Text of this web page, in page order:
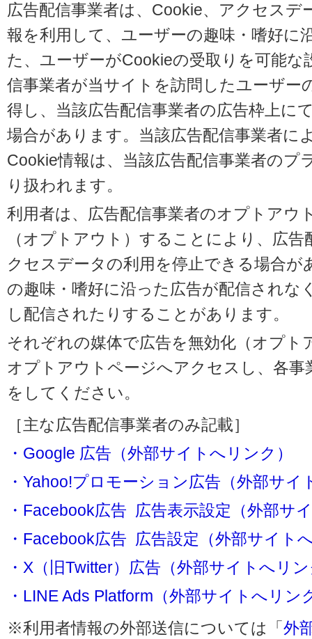
広告配信事業者は、Cookie、アクセスデ
報を利用して、ユーザーの趣味・嗜好に
た、ユーザーがCookieの受取りを可能
信事業者が当サイトを訪問したユーザー
得し、当該広告配信事業者の広告枠上に
場合があります。当該広告配信事業者に
Cookie情報は、当該広告配信事業者のプ
り扱われます。
利用者は、広告配信事業者のオプトアウ
（オプトアウト）することにより、広
クセスデータの利用を停止できる場合が
の趣味・嗜好に沿った広告が配信されな
し配信されたりすることがあります。
それぞれの媒体で広告を無効化（オプト
オプトアウトページへアクセスし、各
をしてください。
［主な広告配信事業者のみ記載］
・Google 広告（外部サイトへリンク）
・Yahoo!プロモーション広告（外部サイ
・Facebook広告 広告表示設定（外部サ
・Facebook広告 広告設定（外部サイト
・X（旧Twitter）広告（外部サイトへリ
・LINE Ads Platform（外部サイトへリン
※利用者情報の外部送信については「外